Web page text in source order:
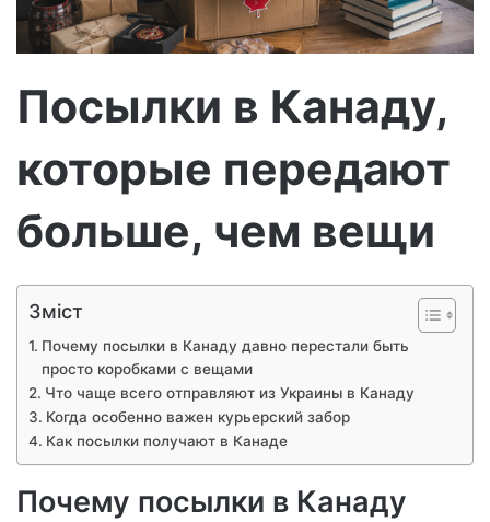
т
о
н
о
о
и
а
Посылки в Канаду,
которые передают
больше, чем вещи
Зміст
Почему посылки в Канаду давно перестали быть
просто коробками с вещами
Что чаще всего отправляют из Украины в Канаду
Когда особенно важен курьерский забор
Как посылки получают в Канаде
Почему посылки в Канаду